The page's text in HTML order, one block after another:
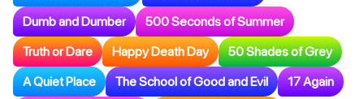
Dumb and Dumber 500 Seconds of Summer
Truth or Dare Happy Death Day 50 Shades of Grey
A Quiet Place The School of Good and Evil 17 Again